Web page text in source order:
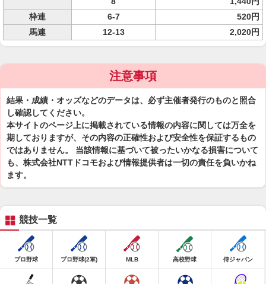
枠連
6-7
520円
馬連
12-13 2,020円
注意事項
結果・成績・オッズなどのデータは、必ず主催者発行のものと照合
し確認してください。
本サイトのページ上に掲載されている情報の内容に関しては万全を
期しておりますが、その内容の正確性および安全性を保証するもの
ではありません。 当該情報に基づいて被ったいかなる損害について
も、株式会社NTTドコモおよび情報提供者は一切の責任を負いかね
ます。
競技一覧
プロ野球 プロ野球(2軍) MLB 高校野球 侍ジャパン